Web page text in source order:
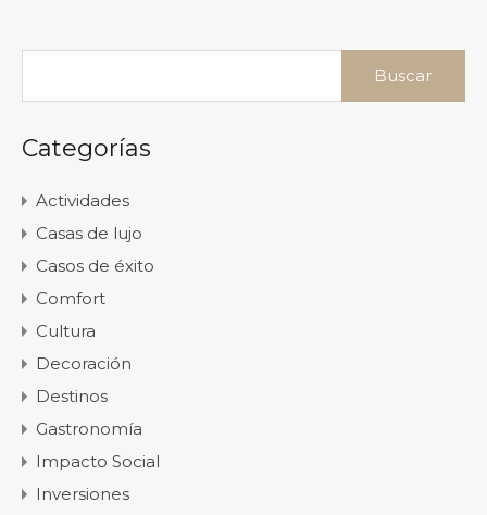
Buscar:
Categorías
Actividades
Casas de lujo
Casos de éxito
Comfort
Cultura
Decoración
Destinos
Gastronomía
Impacto Social
Inversiones